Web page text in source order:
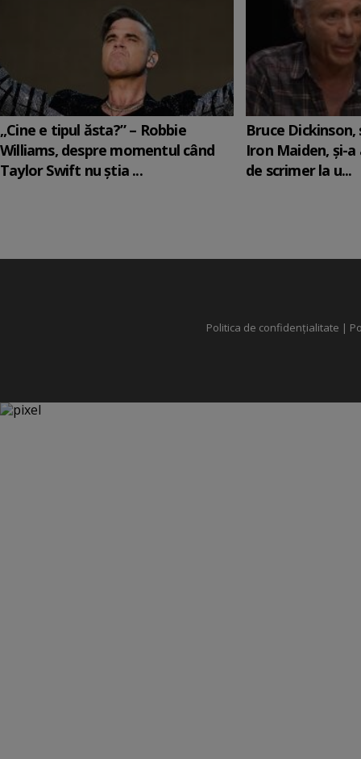
„Cine e tipul ăsta?” – Robbie
Williams, despre momentul când
Taylor Swift nu știa ...
Bruce
Iron Maiden, şi-
de scrimer la u...
Politica de confidențialitate |